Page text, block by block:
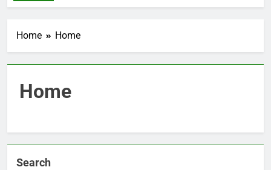
Home Home
Home
Search